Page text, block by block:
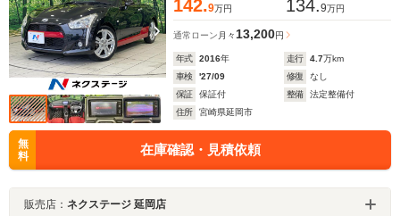
142.9万円 134.9万円
通常ローン 月々 13,200円
年式 2016年 走行 4.7万km
車検
'27/09 修復
なし
保証
保証付 整備
法定整備付
住所
宮崎県延岡市
無
料
在庫確認・見積依頼
販売店： ネクステージ 延岡店